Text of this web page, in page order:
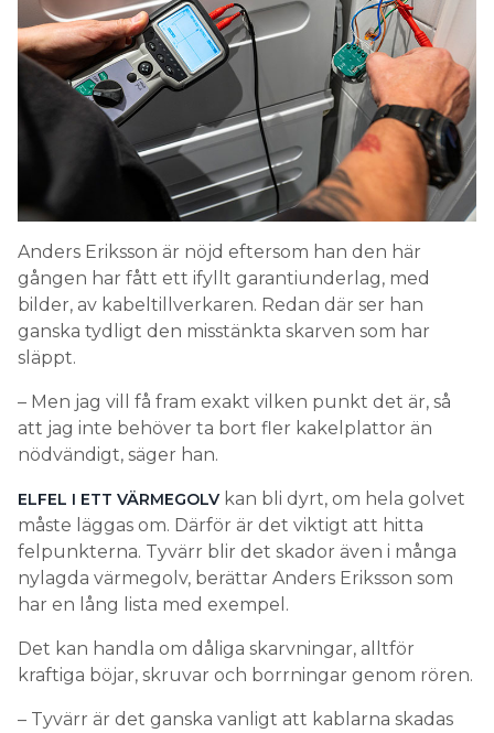
Anders Eriksson är nöjd eftersom han den här
gången har fått ett ifyllt garantiunderlag, med
bilder, av kabeltillverkaren. Redan där ser han
ganska tydligt den misstänkta skarven som har
släppt.
– Men jag vill få fram exakt vilken punkt det är, så
att jag inte behöver ta bort fler kakelplattor än
nödvändigt, säger han.
ELFEL I ETT VÄRMEGOLV kan bli dyrt, om hela golvet
måste läggas om. Därför är det viktigt att hitta
felpunkterna. Tyvärr blir det skador även i många
nylagda värmegolv, berättar Anders Eriksson som
har en lång lista med exempel.
Det kan handla om dåliga skarvningar, alltför
kraftiga böjar, skruvar och borrningar genom rören.
– Tyvärr är det ganska vanligt att kablarna skadas